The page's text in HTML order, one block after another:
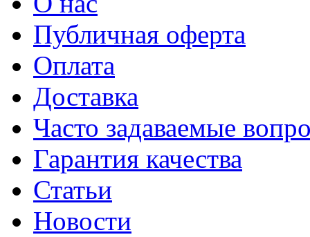
Публичная оферта
Оплата
Доставка
Часто задаваемые
Гарантия качества
Статьи
Новости